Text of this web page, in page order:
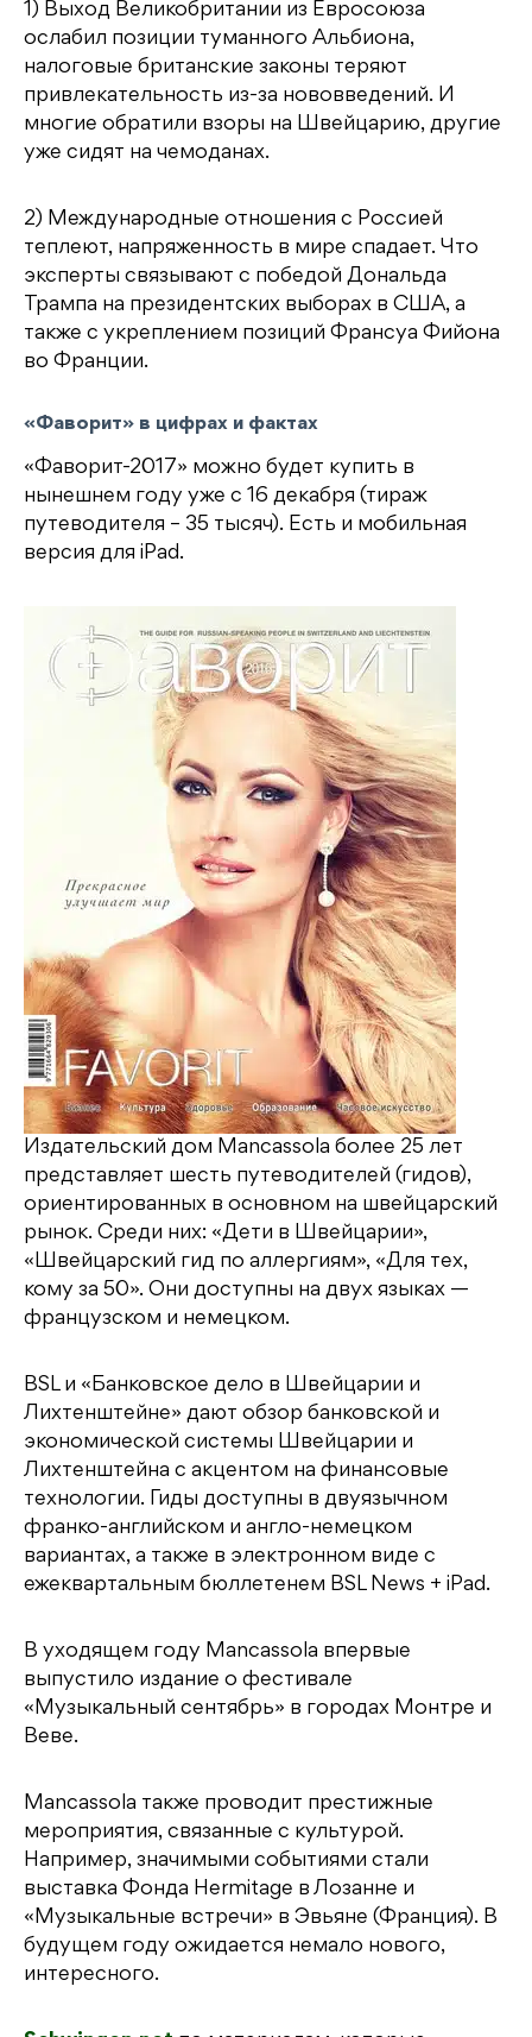
1) Выход Великобритании из Евросоюза
ослабил позиции туманного Альбиона,
налоговые британские законы теряют
привлекательность из-за нововведений. И
многие обратили взоры на Швейцарию, другие
уже сидят на чемоданах.
2) Международные отношения с Россией
теплеют, напряженность в мире спадает. Что
эксперты связывают с победой Дональда
Трампа на президентских выборах в США, а
также с укреплением позиций Франсуа Фийона
во Франции.
«Фаворит» в цифрах и фактах
«Фаворит-2017» можно будет купить в
нынешнем году уже с 16 декабря (тираж
путеводителя – 35 тысяч). Есть и мобильная
версия для iPad.
Издательский дом Mancassola более 25 лет
представляет шесть путеводителей (гидов),
ориентированных в основном на швейцарский
рынок. Среди них: «Дети в Швейцарии»,
«Швейцарский гид по аллергиям», «Для тех,
кому за 50». Они доступны на двух языках —
французском и немецком.
BSL и «Банковское дело в Швейцарии и
Лихтенштейне» дают обзор банковской и
экономической системы Швейцарии и
Лихтенштейна с акцентом на финансовые
технологии. Гиды доступны в двуязычном
франко-английском и англо-немецком
вариантах, а также в электронном виде с
ежеквартальным бюллетенем BSL News + iPad.
В уходящем году Mancassola впервые
выпустило издание о фестивале
«Музыкальный сентябрь» в городах Монтре и
Веве.
Mancassola также проводит престижные
мероприятия, связанные с культурой.
Например, значимыми событиями стали
выставка Фонда Hermitage в Лозанне и
«Музыкальные встречи» в Эвьяне (Франция). В
будущем году ожидается немало нового,
интересного.